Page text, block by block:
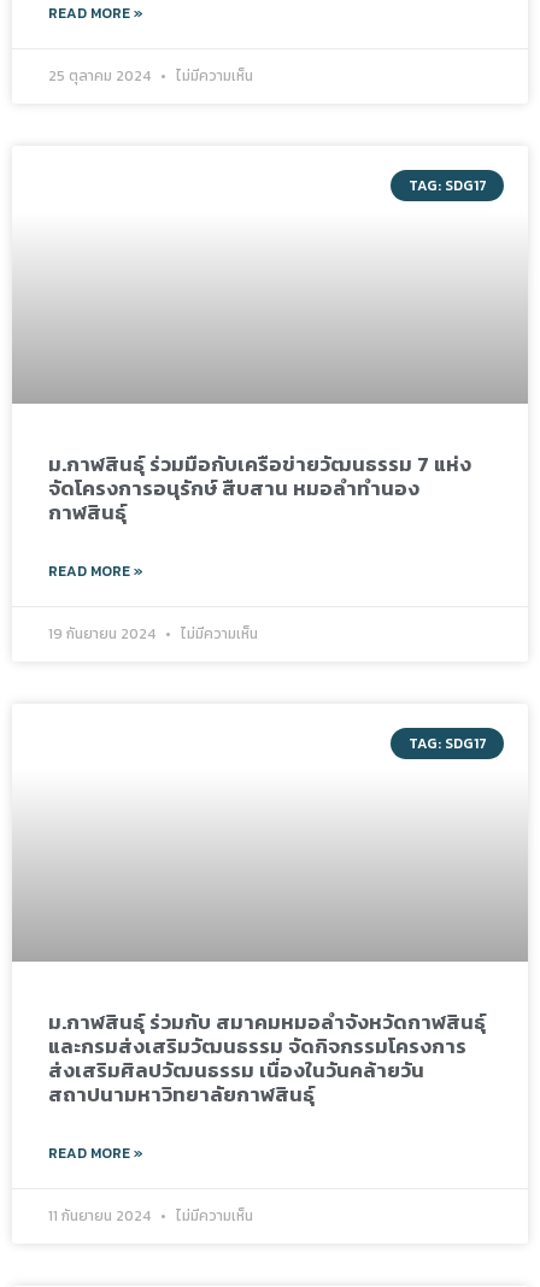
READ MORE »
25 ตุลาคม 2024 ไม่มีความเห็น
TAG: SDG17
ม.กาฬสินธุ์ ร่วมมือกับเครือข่ายวัฒนธรรม 7 แห่ง
จัดโครงการอนุรักษ์ สืบสาน หมอลำทำนอง
กาฬสินธุ์
READ MORE »
19 กันยายน 2024 ไม่มีความเห็น
TAG: SDG17
ม.กาฬสินธุ์ ร่วมกับ สมาคมหมอลำจังหวัดกาฬสินธุ์
และกรมส่งเสริมวัฒนธรรม จัดกิจกรรมโครงการ
ส่งเสริมศิลปวัฒนธรรม เนื่องในวันคล้ายวัน
สถาปนามหาวิทยาลัยกาฬสินธุ์
READ MORE »
11 กันยายน 2024 ไม่มีความเห็น